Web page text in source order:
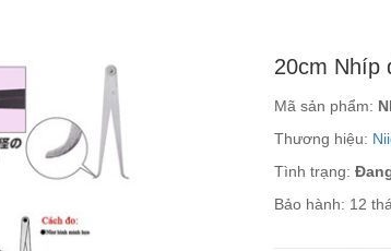
20cm Nhíp
Mã sản phẩm:
Thương hiệu:
Tình trạng:
Bảo hành: 12